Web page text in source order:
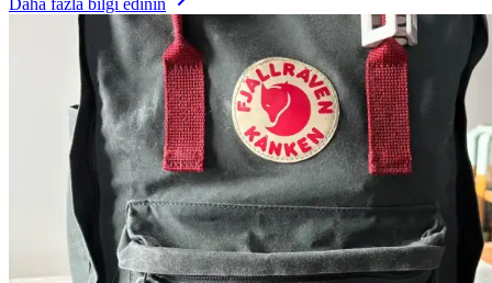
Daha fazla bilgi edinin